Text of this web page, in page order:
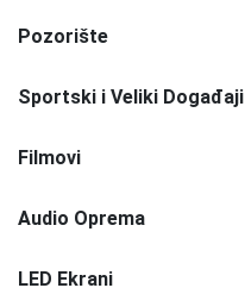
Pozorište
Sportski i Veliki Događaji
Filmovi
Audio Oprema
LED Ekrani